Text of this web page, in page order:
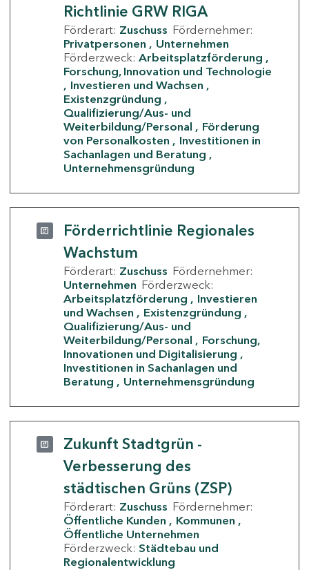
Richtlinie GRW RIGA
Förderart: Zuschuss Fördernehmer:
Privatpersonen
Unternehmen
Förderzweck: Arbeitsplatzförderung
Forschung, Innovation und Technologie
Investieren und Wachsen
Existenzgründung
Qualifizierung/Aus- und
Weiterbildung/Personal
Förderung
von Personalkosten
Investitionen in
Sachanlagen und Beratung
Unternehmensgründung
Förderrichtlinie Regionales
Wachstum
Förderart: Zuschuss Fördernehmer:
Unternehmen Förderzweck:
Arbeitsplatzförderung
Investieren
und Wachsen
Existenzgründung
Qualifizierung/Aus- und
Weiterbildung/Personal
Forschung,
Innovationen und Digitalisierung
Investitionen in Sachanlagen und
Beratung
Unternehmensgründung
Zukunft Stadtgrün -
Verbesserung des
städtischen Grüns (ZSP)
Förderart: Zuschuss Fördernehmer:
Öffentliche Kunden
Kommunen
Öffentliche Unternehmen
Förderzweck: Städtebau und
Regionalentwicklung